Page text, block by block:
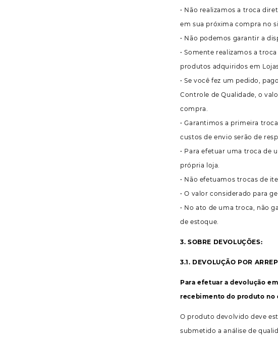
• Não realizamos a troca
em sua próxima compra no
• Não podemos garantir a
• Somente realizamos a
produtos adquiridos em
• Se você fez um pedido,
Controle de Qualidade, o
compra.
• Garantimos a primeira
custos de envio serão de
• Para efetuar uma troca de
própria loja.
• Não efetuamos trocas de
• O valor considerado para
• No ato de uma troca, não
de estoque.
3. SOBRE DEVOLUÇÕES:
3.1. DEVOLUÇÃO POR
Para efetuar a devolução
recebimento do produto no
O produto devolvido deve
submetido a análise de